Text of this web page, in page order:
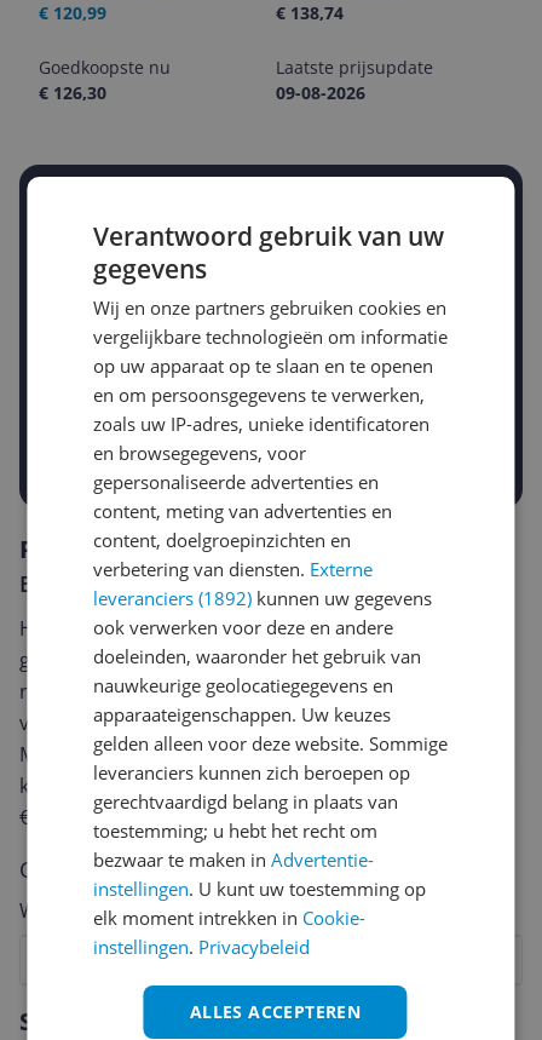
€ 120,99
€ 138,74
Goedkoopste nu
€ 126,30
Laatste prijsupdate
09-08-2026
Krijg een seintje zodra de prijs zakt
Gewenste daling of bedrag
-5% -10% -15%
Gewenste prijs
€
Prijsalert aanzetten
Specificaties
Reviews
Er zijn nog geen reviews geschreven
Heb jij dit product in bezit en wil je graag je mening
geven? Start dan hieronder met het schrijven van je
review. Afhankelijk van de details duurt het schrijven
van een review gemiddeld tussen de 3 en 10 minuten.
Met jouw mening help je andere bezoekers een betere
keuze te maken én maak je iedere maand kans op
€250,-!
Klik hier voor de actievoorwaarden.
Cijfer
Welk cijfer geef jij dit product?
6
5
4
3
2
Vraag 1 van 4
Verantwoord gebruik van uw
gegevens
Wij en onze partners gebruiken cookies en
vergelijkbare technologieën om informatie
op uw apparaat op te slaan en te openen
en om persoonsgegevens te verwerken,
zoals uw IP-adres, unieke identificatoren
en browsegegevens, voor
gepersonaliseerde advertenties en
content, meting van advertenties en
content, doelgroepinzichten en
verbetering van diensten. Externe
leveranciers (1892) kunnen uw gegevens
ook verwerken voor deze en andere
doeleinden, waaronder het gebruik van
nauwkeurige geolocatiegegevens en
apparaateigenschappen. Uw keuzes
gelden alleen voor deze website. Sommige
leveranciers kunnen zich beroepen op
gerechtvaardigd belang in plaats van
toestemming; u hebt het recht om
bezwaar te maken inAdvertentie-
instellingen. U kunt uw toestemming op
elk moment intrekken in Cookie-
instellingen. Privacybeleid
ALLES ACCEPTEREN